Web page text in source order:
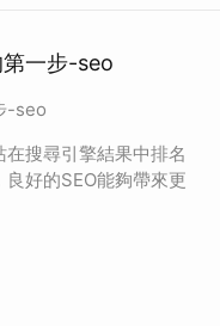
一步-seo
-seo
搜尋引擎結果中排名
好的SEO能夠帶來更